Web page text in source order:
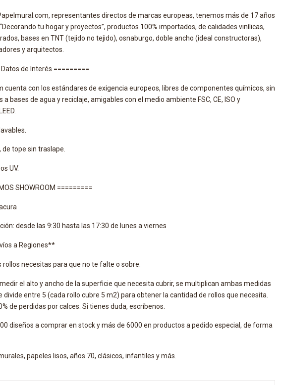
representantes directos de marcas europeas, tenemos más de 17 años
tu hogar y proyectos”, productos 100% importados, de calidades vinílicas,
bases en TNT (tejido no tejido), osnaburgo, doble ancho (ideal constructoras),
y arquitectos.
de Interés =========
cuenta con los estándares de exigencia europeos, libres de componentes químicos, sin
a bases de agua y reciclaje, amigables con el medio ambiente FSC, CE, ISO y
de tope sin traslape.
UV.
SHOWROOM =========
desde las 9:30 hasta las 17:30 de lunes a viernes
a Regiones**
rollos necesitas para que no te falte o sobre.
el alto y ancho de la superficie que necesita cubrir, se multiplican ambas medidas
divide entre 5 (cada rollo cubre 5 m2) para obtener la cantidad de rollos que necesita.
de perdidas por calces. Si tienes duda, escríbenos.
diseños a comprar en stock y más de 6000 en productos a pedido especial, de forma
papeles lisos, años 70, clásicos, infantiles y más.